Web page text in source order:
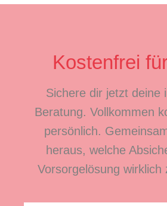
Kostenfrei
Sichere dir jetzt deine
Beratung. Vollkommen
persönlich.
heraus, welche
Vorsorgelösung wirklich